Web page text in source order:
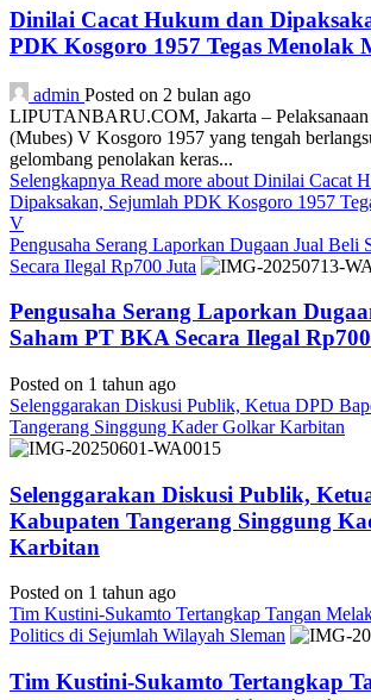
Dinilai Cacat Hukum dan
PDK Kosgoro 1957 Tegas Menolak
admin Posted on 2 bulan ago
LIPUTANBARU.COM, Jakarta –
(Mubes) V Kosgoro 1957 yang tengah
gelombang penolakan keras...
Selengkapnya Read more about Dinilai Cacat
Dipaksakan, Sejumlah PDK Kosgoro 1957
V
Pengusaha Serang Laporkan Dugaan Jual Beli
Secara Ilegal Rp700 Juta
Pengusaha Serang Laporkan
Saham PT BKA Secara Ilegal
Posted on 1 tahun ago
Selenggarakan Diskusi Publik, Ketua DPD
Tangerang Singgung Kader Golkar Karbitan
Selenggarakan Diskusi Publik,
Kabupaten Tangerang Singgung
Karbitan
Posted on 1 tahun ago
Tim Kustini-Sukamto Tertangkap Tangan
Politics di Sejumlah Wilayah Sleman
Tim Kustini-Sukamto Tertangkap